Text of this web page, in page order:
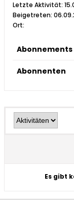
Letzte Aktivität:
Beigetreten:
Ort:
Abonnements
Abonnenten
Es gibt